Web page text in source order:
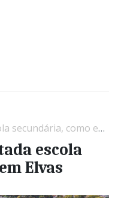
como em Elvas
escola
Elvas